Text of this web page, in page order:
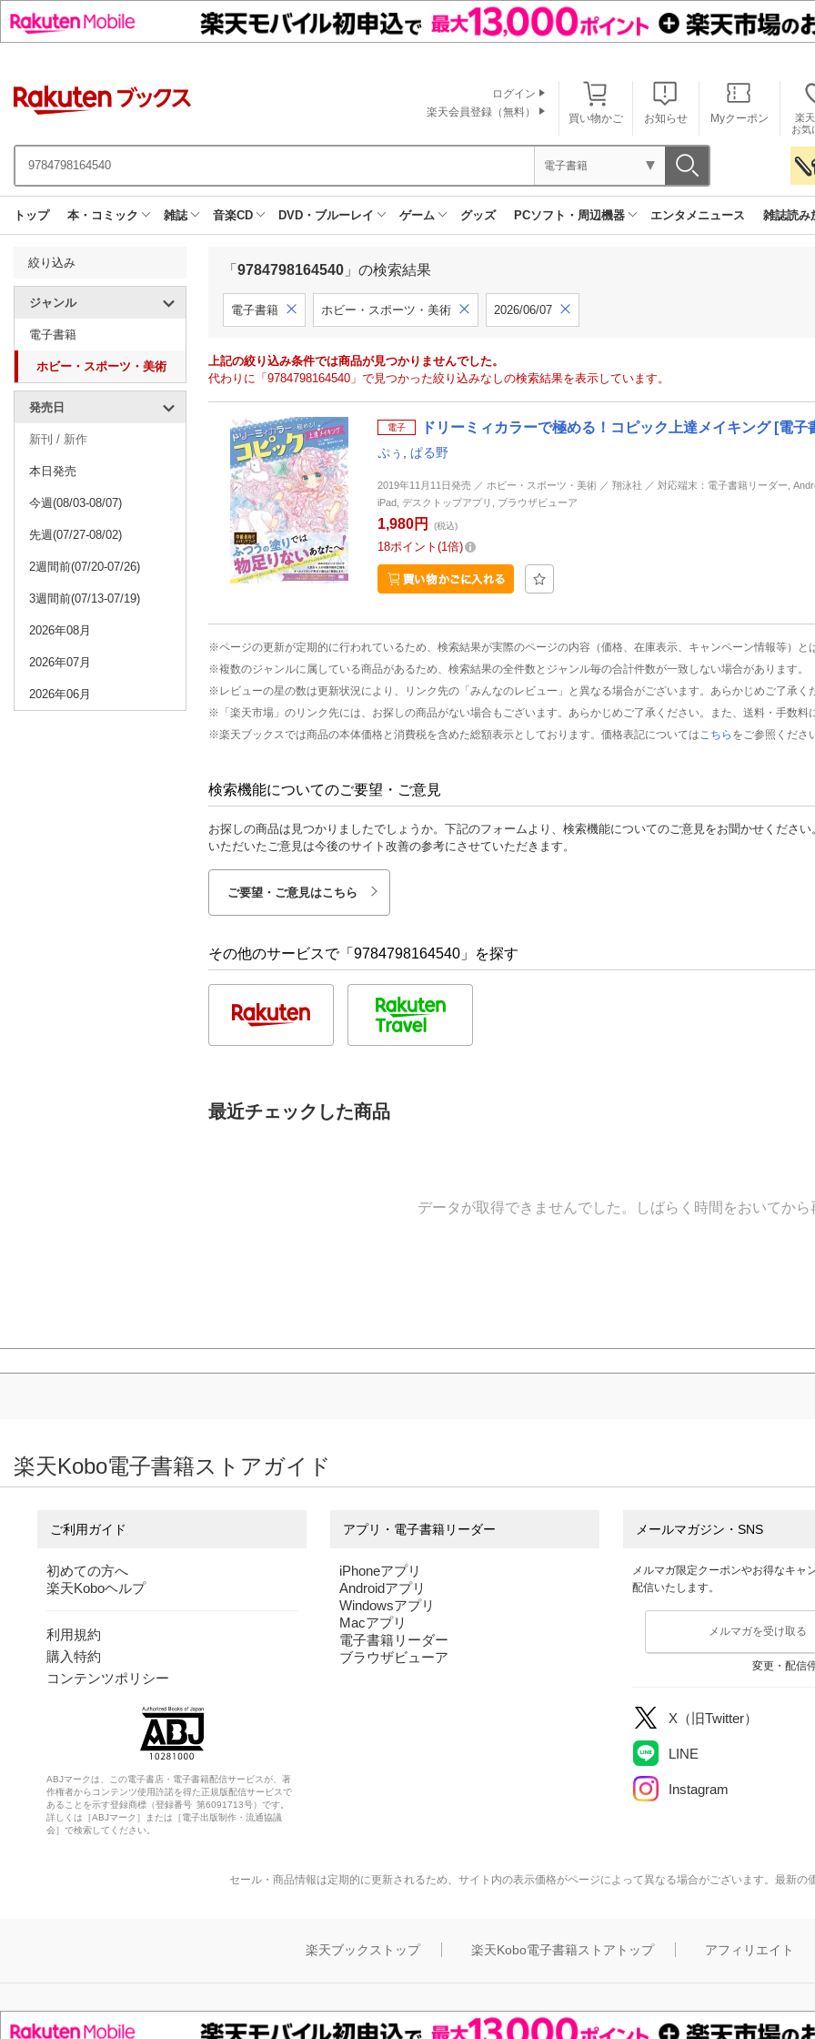
買い物かご お知らせ Myクーポン
楽
お気
ログイン
楽天会員登録（無料）
電子書籍
トップ 本・コミック 雑誌 音楽CD DVD・ブルーレイ ゲーム グッズ PCソフト・周辺機器 エンタメニュース 雑誌読み
絞り込み
ジャンル
電子書籍
ホビー・スポーツ・美術
発売日
新刊 / 新作
本日発売
今週(08/03-08/07)
先週(07/27-08/02)
2週間前(07/20-07/26)
3週間前(07/13-07/19)
2026年08月
2026年07月
2026年06月
「 9784798164540 」の検索結果
電子書籍 ホビー・スポーツ・美術 2026/06/07
上記の絞り込み条件では商品が見つかりませんでした。
代わりに「9784798164540」で見つかった絞り込みなしの検索結果を表示しています。
電子 ドリーミィカラーで極める！コピック上達メイキング [電子
ぷぅ ぱる野
2019年11月11日発売 ／ ホビー・スポーツ・美術 ／ 翔泳社 ／ 対応端末：電子書籍リーダー,
iPad, デスクトップアプリ, ブラウザビューア
1,980円 (税込)
18ポイント 1倍
※ページの更新が定期的に行われているため、検索結果が実際のページの内容（価格、在庫表示、キャンペーン情報等）と
※複数のジャンルに属している商品があるため、検索結果の全件数とジャンル毎の合計件数が一致しない場合があります。
※レビューの星の数は更新状況により、リンク先の「みんなのレビュー」と異なる場合がございます。あらかじめご了承く
※「楽天市場」のリンク先には、お探しの商品がない場合もございます。あらかじめご了承ください。また、送料・手数料
※楽天ブックスでは商品の本体価格と消費税を含めた総額表示としております。価格表記については こちら をご参照くださ
検索機能についてのご要望・ご意見
お探しの商品は見つかりましたでしょうか。下記のフォームより、検索機能についてのご意見をお聞かせください
いただいたご意見は今後のサイト改善の参考にさせていただきます。
ご要望・ご意見はこちら
その他のサービスで「9784798164540」を探す
最近チェックした商品
データが取得できませんでした。しばらく時間をおいてから
楽天Kobo電子書籍ストアガイド
ご利用ガイド
初めての方へ
楽天Koboヘルプ
利用規約
購入特約
コンテンツポリシー
ABJマークは、この電子書店・電子書籍配信サービスが、著
作権者からコンテンツ使用許諾を得た正規版配信サービスで
あることを示す登録商標（登録番号 第6091713号）です。
詳しくは［ABJマーク］または［電子出版制作・流通協議
会］で検索してください。
アプリ・電子書籍リーダー
iPhoneアプリ
Androidアプリ
Windowsアプリ
Macアプリ
電子書籍リーダー
ブラウザビューア
メールマガジン・SNS
メルマガ限定クーポンやお得なキャ
配信いたします。
メルマガを受け取る
変更・配信
X（旧Twitter）
LINE
Instagram
セール・商品情報は定期的に更新されるため、サイト内の表示価格がページによって異なる場合がございます。最新の
楽天ブックストップ 楽天Kobo電子書籍ストアトップ アフィリエイト